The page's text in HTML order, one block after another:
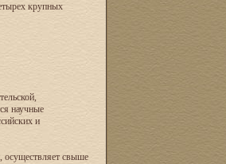
крупных
научные
и
свыше